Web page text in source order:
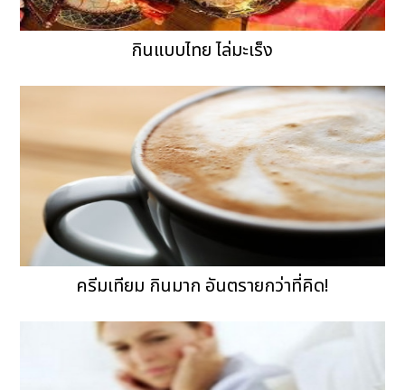
กินแบบไทย ไล่มะเร็ง
ครีมเทียม กินมาก อันตรายกว่าที่คิด!